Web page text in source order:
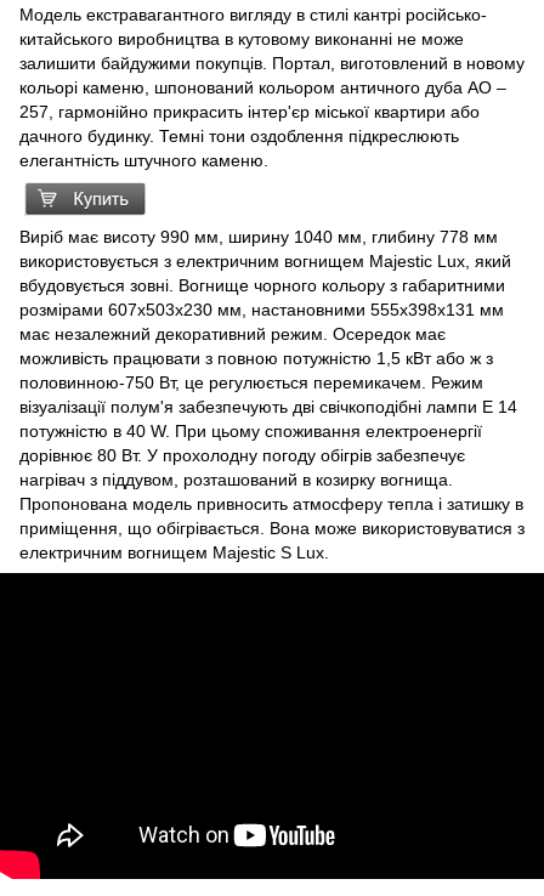
Модель екстравагантного вигляду в стилі кантрі російсько-
китайського виробництва в кутовому виконанні не може
залишити байдужими покупців. Портал, виготовлений в новому
кольорі каменю, шпонований кольором античного дуба AO –
257, гармонійно прикрасить інтер'єр міської квартири або
дачного будинку. Темні тони оздоблення підкреслюють
елегантність штучного каменю.
Виріб має висоту 990 мм, ширину 1040 мм, глибину 778 мм
використовується з електричним вогнищем Majestic Lux, який
вбудовується зовні. Вогнище чорного кольору з габаритними
розмірами 607х503х230 мм, настановними 555х398х131 мм
має незалежний декоративний режим. Осередок має
можливість працювати з повною потужністю 1,5 кВт або ж з
половинною-750 Вт, це регулюється перемикачем. Режим
візуалізації полум'я забезпечують дві свічкоподібні лампи Е 14
потужністю в 40 W. При цьому споживання електроенергії
дорівнює 80 Вт. У прохолодну погоду обігрів забезпечує
нагрівач з піддувом, розташований в козирку вогнища.
Пропонована модель привносить атмосферу тепла і затишку в
приміщення, що обігрівається. Вона може використовуватися з
електричним вогнищем Majestic S Lux.